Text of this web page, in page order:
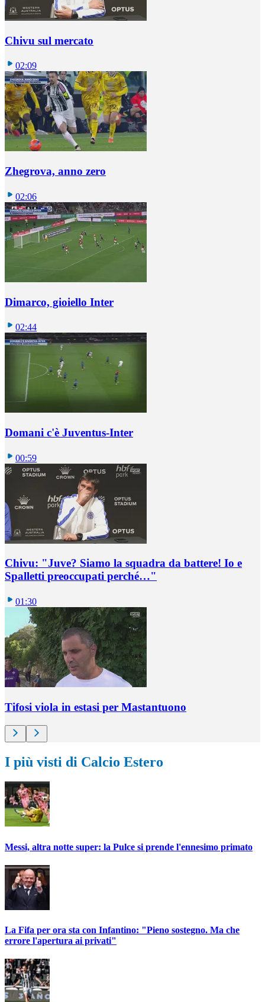
Chivu sul mercato
02:09
Zhegrova, anno zero
02:06
Dimarco, gioiello Inter
02:44
Domani c'è Juventus-Inter
00:59
Chivu: "Juve? Siamo la squadra da battere! Io e
Spalletti preoccupati perché…"
01:30
Tifosi viola in estasi per Mastantuono
I più visti di Calcio Estero
Messi, altra notte super: la Pulce si prende l'ennesimo primato
La Fifa per ora sta con Infantino: "Pieno sostegno. Ma che
errore l'apertura ai privati"